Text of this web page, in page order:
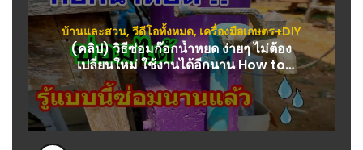
บ้านและสวน,วีดีโอทั้งหมด,เครื่องมือเกษตร+DIY
(คลิป) วิธีซ่อมก๊อกน้ำหยด ง่ายๆ ไม่ต้อง
เปลี่ยนใหม่ ใช้งานได้อีกนาน How to
repair a dripping faucet